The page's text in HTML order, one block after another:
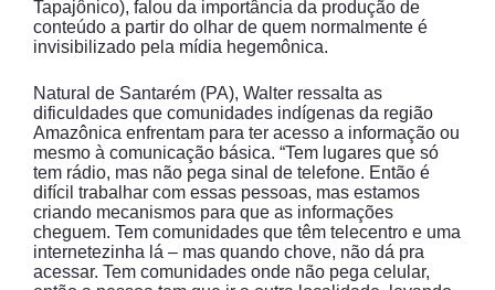
Tapajônico), falou da importância da produção de
conteúdo a partir do olhar de quem normalmente é
invisibilizado pela mídia hegemônica.
Natural de Santarém (PA), Walter ressalta as
dificuldades que comunidades indígenas da região
Amazônica enfrentam para ter acesso a informação ou
mesmo à comunicação básica. “Tem lugares que só
tem rádio, mas não pega sinal de telefone. Então é
difícil trabalhar com essas pessoas, mas estamos
criando mecanismos para que as informações
cheguem. Tem comunidades que têm telecentro e uma
internetezinha lá – mas quando chove, não dá pra
acessar. Tem comunidades onde não pega celular,